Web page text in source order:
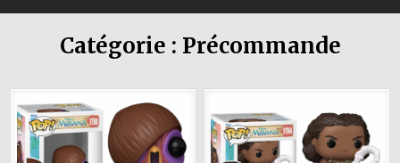
Catégorie : Précommande